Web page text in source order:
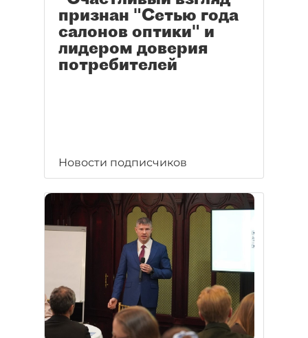
признан "Сетью года
салонов оптики" и
лидером доверия
потребителей
Новости подписчиков